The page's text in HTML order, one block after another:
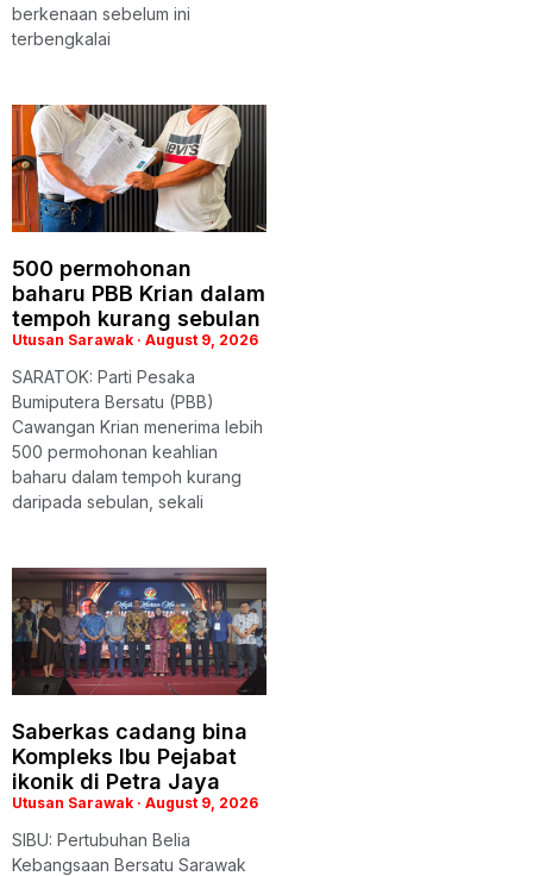
berkenaan sebelum ini
terbengkalai
500 permohonan
baharu PBB Krian dalam
tempoh kurang sebulan
Utusan Sarawak August 9, 2026
SARATOK: Parti Pesaka
Bumiputera Bersatu (PBB)
Cawangan Krian menerima lebih
500 permohonan keahlian
baharu dalam tempoh kurang
daripada sebulan, sekali
Saberkas cadang bina
Kompleks Ibu Pejabat
ikonik di Petra Jaya
Utusan Sarawak August 9, 2026
SIBU: Pertubuhan Belia
Kebangsaan Bersatu Sarawak